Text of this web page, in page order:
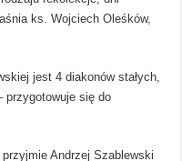
ks. Wojciech Oleśków,
jest 4 diakonów stałych,
przygotowuje się do
Andrzej Szablewski